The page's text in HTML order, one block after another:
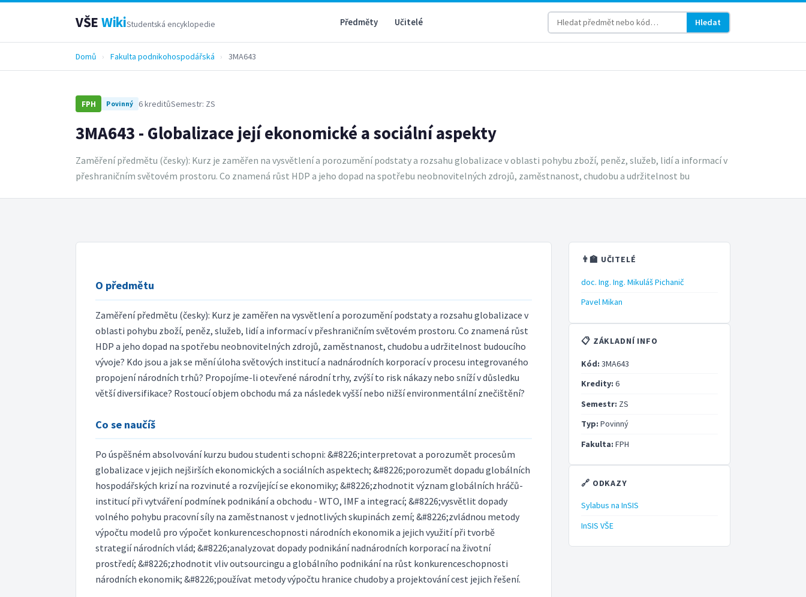
VŠE WikiStudentská encyklopedie Předměty Učitelé Hledat
Domů › Fakulta podnikohospodářská › 3MA643
FPH Povinný 6 kreditůSemestr: ZS
3MA643 - Globalizace její ekonomické a sociální aspekty
Zaměření předmětu (česky): Kurz je zaměřen na vysvětlení a porozumění podstaty a rozsahu globalizace v oblasti pohybu zboží, peněz, služeb, lidí a informací v
přeshraničním světovém prostoru. Co znamená růst HDP a jeho dopad na spotřebu neobnovitelných zdrojů, zaměstnanost, chudobu a udržitelnost bu
O předmětu
Zaměření předmětu (česky): Kurz je zaměřen na vysvětlení a porozumění podstaty a rozsahu globalizace v
oblasti pohybu zboží, peněz, služeb, lidí a informací v přeshraničním světovém prostoru. Co znamená růst
HDP a jeho dopad na spotřebu neobnovitelných zdrojů, zaměstnanost, chudobu a udržitelnost budoucího
vývoje? Kdo jsou a jak se mění úloha světových institucí a nadnárodních korporací v procesu integrovaného
propojení národních trhů? Propojíme-li otevřené národní trhy, zvýší to risk nákazy nebo sníží v důsledku
větší diversifikace? Rostoucí objem obchodu má za následek vyšší nebo nižší environmentální znečištění?
Co se naučíš
Po úspěšném absolvování kurzu budou studenti schopni: &#8226;interpretovat a porozumět procesům
globalizace v jejich nejširších ekonomických a sociálních aspektech; &#8226;porozumět dopadu globálních
hospodářských krizí na rozvinuté a rozvíjející se ekonomiky; &#8226;zhodnotit význam globálních hráčů-
institucí při vytváření podmínek podnikání a obchodu - WTO, IMF a integrací; &#8226;vysvětlit dopady
volného pohybu pracovní síly na zaměstnanost v jednotlivých skupinách zemí; &#8226;zvládnou metody
výpočtu modelů pro výpočet konkurenceschopnosti národních ekonomik a jejich využití při tvorbě
strategií národních vlád; &#8226;analyzovat dopady podnikání nadnárodních korporací na životní
prostředí; &#8226;zhodnotit vliv outsourcingu a globálního podnikání na růst konkurenceschopnosti
národních ekonomik; &#8226;používat metody výpočtu hranice chudoby a projektování cest jejich řešení.
👨‍🏫 UČITELÉ
doc. Ing. Ing. Mikuláš Pichanič
Pavel Mikan
📋 ZÁKLADNÍ INFO
Kód: 3MA643
Kredity: 6
Semestr: ZS
Typ: Povinný
Fakulta: FPH
🔗 ODKAZY
Sylabus na InSIS
InSIS VŠE